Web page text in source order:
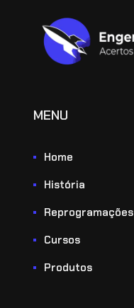
MENU
Home
História
Reprogramações
Cursos
Produtos